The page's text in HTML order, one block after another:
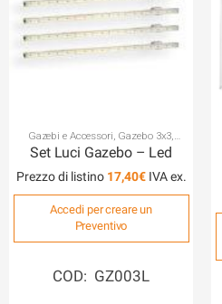
Gazebi e Accessori Gazebo 3x3
Gazebo 4x4,Gazebo 6x4,I Gazebi e gli
Ombrelloni
Set Luci Gazebo – Led
Prezzo di listino 17,40€
Accedi per creare un
Preventivo
COD: GZ003L